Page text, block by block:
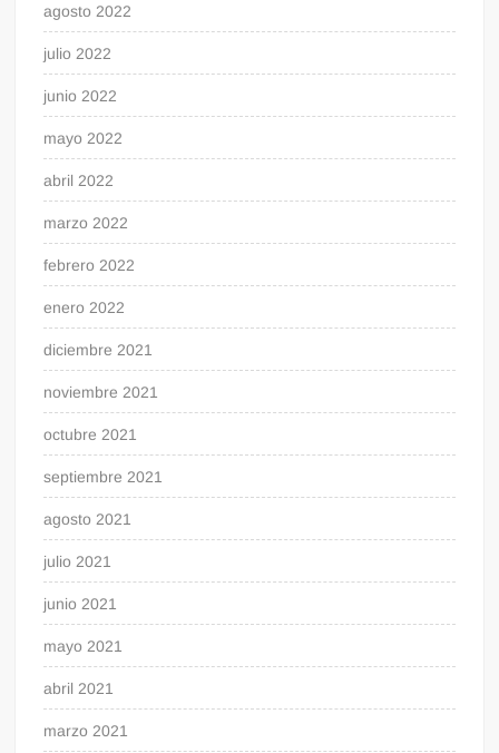
agosto 2022
julio 2022
junio 2022
mayo 2022
abril 2022
marzo 2022
febrero 2022
enero 2022
diciembre 2021
noviembre 2021
octubre 2021
septiembre 2021
agosto 2021
julio 2021
junio 2021
mayo 2021
abril 2021
marzo 2021